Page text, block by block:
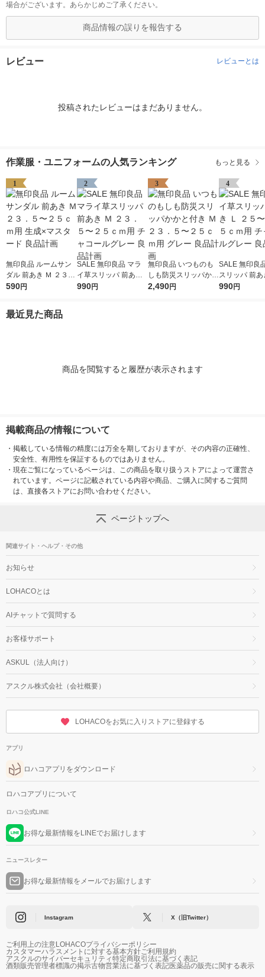
場合がございます。あらかじめご了承ください。
商品情報の誤りを報告する
レビュー レビューとは
投稿されたレビューはまだありません。
作業服・ユニフォームの人気ランキング もっと見る
1
無印良品 ルームサン
ダル 前あき Ｍ ２３．
５〜２５ｃｍ用 生成×
590円
2
SALE 無印良品 マラ
イ草スリッパ 前あき
Ｍ ２３．５〜２５ｃ
990円
3
無印良品 いつものも
しも防災スリッパかか
と付き Ｍ ２３．５〜
2,490円
4
SALE 無印良
スリッパ 前あ
５〜２６．５
990円
最近見た商品
商品を閲覧すると履歴が表示されます
掲載商品の情報について
・ 掲載している情報の精度には万全を期しておりますが、その内容の正確性、
安全性、有用性を保証するものではありません。
・ 現在ご覧になっているページは、この商品を取り扱うストアによって運営さ
れています。ページに記載されている内容や商品、ご購入に関するご質問
は、直接各ストアにお問い合わせください。
ページトップへ
関連サイト・ヘルプ・その他
お知らせ
LOHACOとは
AIチャットで質問する
お客様サポート
ASKUL（法人向け）
アスクル株式会社（会社概要）
LOHACOをお気に入りストアに登録する
アプリ
ロハコアプリをダウンロード
ロハコアプリについて
ロハコ公式LINE
お得な最新情報をLINEでお届けします
ニュースレター
お得な最新情報をメールでお届けします
Instagram X（旧Twitter）
ご利用上の注意LOHACOプライバシーポリシー
カスタマーハラスメントに対する基本方針ご利用規約
アスクルのサイバーセキュリティ特定商取引法に基づく表記
酒類販売管理者標識の掲示古物営業法に基づく表記医薬品の販売に関する表示